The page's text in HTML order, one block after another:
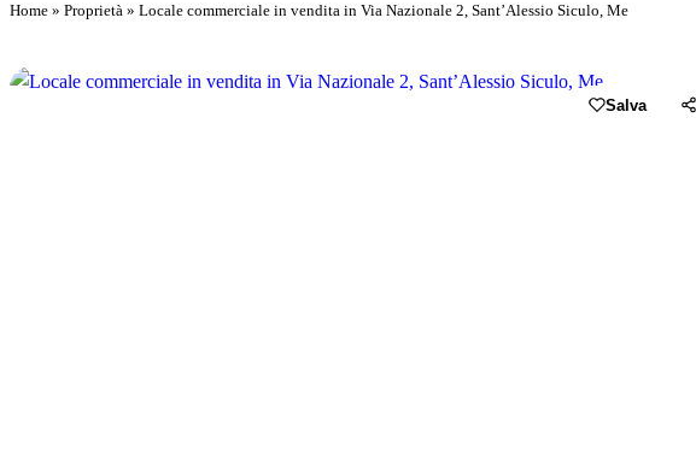
Home » Proprietà » Locale commerciale in vendita in Via Nazionale 2, Sant’Alessio Siculo, Me
Salva